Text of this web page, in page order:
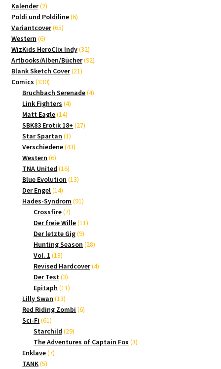
Kalender 22
Produkte
Poldi und Poldiline 66
Variantcover 6565
Western 66
Produkte
WizKids HeroClix Indy 3232
Produkte
Artbooks/Alben/Bücher 9292
Blank Sketch Cover 2121
Comics 330330
Produkte
Bruchbach Serenade 44
Link Fighters 44
Matt Eagle 1414
Produkte
SBK83 Erotik 18+ 2727
Star Spartan 11
Produkt
Verschiedene 4343
Western 66
Produkte
TNA United 1616
Produkte
Blue Evolution 1313
Der Engel 1414
Produkte
Hades-Syndrom 9191
Crossfire 77
Produkte
Der freie Wille 1111
Der letzte Gig 99
Produkte
Hunting Season 2828
Vol. 1 1818
Produkte
Revised Hardcover 44
Der Test 33
Produkte
Epitaph 1111
Lilly Swan 1313
Produkte
Red Riding Zombi 66
Sci-Fi 6161
Produkte
Starchild 2929
Produkte
The Adventures of Captain Fox 33
Enklave 77
TANK 55